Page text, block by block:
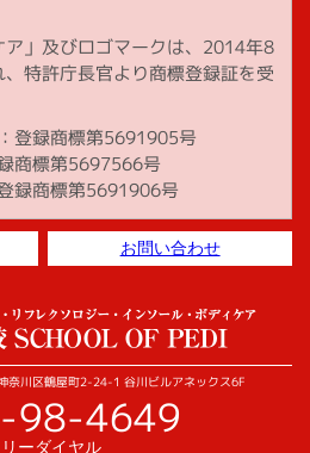
ア」及びロゴマークは、2014年8
特許庁長官より商標登録証を受
登録商標第5691905号
商標第5697566号
録商標第5691906号
お問い合わせ
奈川区鶴屋町2-24-1 谷川ビルアネックス6F
98-4649
ーダイヤル